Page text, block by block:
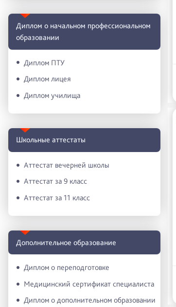
Диплом о начальном профессиональном
oбразовании
Диплом ПТУ
Диплом лицея
Диплом училища
Школьные аттестаты
Аттестат вечерней школы
Аттестат за 9 класс
Аттестат за 11 класс
Дополнительное образование
Диплом о переподготовке
Медицинский сертификат специалиста
Диплом о дополнительном образовании